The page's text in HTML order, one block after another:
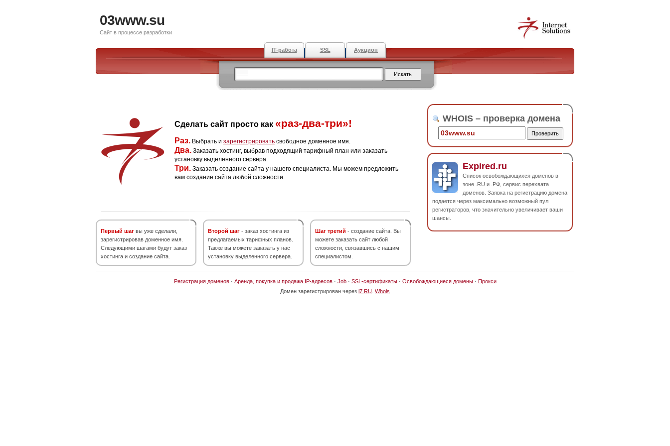
03www.su
Сайт в процессе разработки
IT-работа SSL Аукцион
Сделать сайт просто как «раз-два-три»!
Раз. Выбрать и зарегистрировать свободное доменное имя.
Два. Заказать хостинг, выбрав подходящий тарифный план или заказать
установку выделенного сервера.
Три. Заказать создание сайта у нашего специалиста. Мы можем предложить
вам создание сайта любой сложности.
Первый шаг вы уже сделали,
зарегистрировав доменное имя.
Следующими шагами будут заказ
хостинга и создание сайта.
Второй шаг - заказ хостинга из
предлагаемых тарифных планов.
Также вы можете заказать у нас
установку выделенного сервера.
Шаг третий - создание сайта. Вы
можете заказать сайт любой
сложности, связавшись с нашим
специалистом.
WHOIS – проверка домена
Expired.ru
Список освобождающихся доменов в
зоне .RU и .РФ, сервис перехвата
доменов. Заявка на регистрацию домена
подается через максимально возможный пул
регистраторов, что значительно увеличивает ваши
шансы.
Регистрация доменов· Аренда, покупка и продажа IP-адресов· Job· SSL-сертификаты· Освобождающиеся домены· Прокси
Домен зарегистрирован через i7.RU Whois